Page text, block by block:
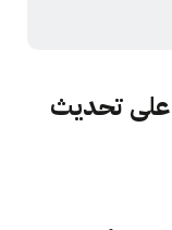
تحديث